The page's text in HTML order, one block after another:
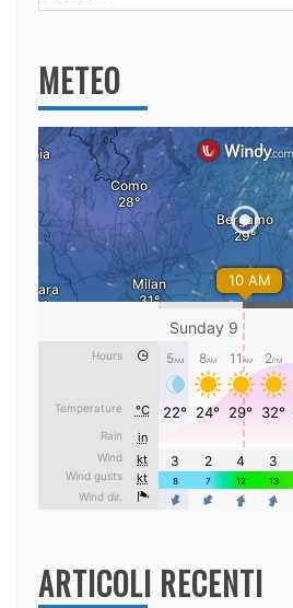
per:
METEO
ARTICOLI RECENTI